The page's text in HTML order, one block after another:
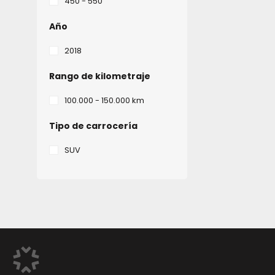
Año
2018
Rango de kilometraje
100.000 - 150.000 km
Tipo de carrocería
SUV